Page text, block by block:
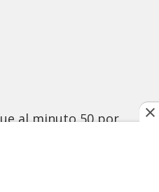
al minuto 50 por